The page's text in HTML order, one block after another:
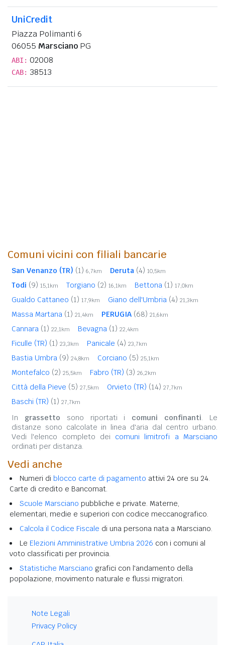
UniCredit
Piazza Polimanti 6
06055 Marsciano PG
ABI: 02008
CAB: 38513
Comuni vicini con filiali bancarie
San Venanzo (TR) (1) 6,7km Deruta (4) 10,5km
Todi (9) 15,1km Torgiano (2) 16,1km Bettona (1) 17,0km
Gualdo Cattaneo (1) 17,9km Giano dell'Umbria (4) 21,3km
Massa Martana (1) 21,4km PERUGIA (68) 21,6km
Cannara (1) 22,1km Bevagna (1) 22,4km
Ficulle (TR) (1) 23,3km Panicale (4) 23,7km
Bastia Umbra (9) 24,8km Corciano (5) 25,1km
Montefalco (2) 25,5km Fabro (TR) (3) 26,2km
Città della Pieve (5) 27,5km Orvieto (TR) (14) 27,7km
Baschi (TR) (1) 27,7km
In grassetto sono riportati i comuni confinanti. Le
distanze sono calcolate in linea d'aria dal centro urbano.
Vedi l'elenco completo dei comuni limitrofi a Marsciano
ordinati per distanza.
Vedi anche
Numeri di blocco carte di pagamento attivi 24 ore su 24.
Carte di credito e Bancomat.
Scuole Marsciano pubbliche e private. Materne,
elementari, medie e superiori con codice meccanografico.
Calcola il Codice Fiscale di una persona nata a Marsciano.
Le Elezioni Amministrative Umbria 2026 con i comuni al
voto classificati per provincia.
Statistiche Marsciano grafici con l'andamento della
popolazione, movimento naturale e flussi migratori.
Note Legali
Privacy Policy